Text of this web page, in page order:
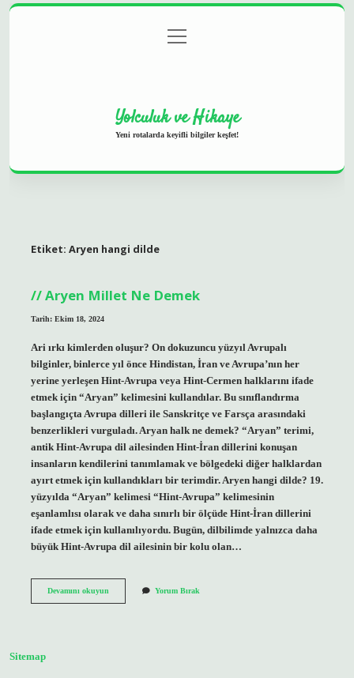
Gizlilik Politikası
menüyü
aç
Yolculuk ve Hikaye
Yeni rotalarda keyifli bilgiler keşfet!
Etiket: Aryen hangi dilde
Aryen Millet Ne Demek
Tarih: Ekim 18, 2024
Ari ırkı kimlerden oluşur? On dokuzuncu yüzyıl Avrupalı ​​
bilginler, binlerce yıl önce Hindistan, İran ve Avrupa’nın her
yerine yerleşen Hint-Avrupa veya Hint-Cermen halklarını ifade
etmek için “Aryan” kelimesini kullandılar. Bu sınıflandırma
başlangıçta Avrupa dilleri ile Sanskritçe ve Farsça arasındaki
benzerlikleri vurguladı. Aryan halk ne demek? “Aryan” terimi,
antik Hint-Avrupa dil ailesinden Hint-İran dillerini konuşan
insanların kendilerini tanımlamak ve bölgedeki diğer halklardan
ayırt etmek için kullandıkları bir terimdir. Aryen hangi dilde? 19.
yüzyılda “Aryan” kelimesi “Hint-Avrupa” kelimesinin
eşanlamlısı olarak ve daha sınırlı bir ölçüde Hint-İran dillerini
ifade etmek için kullanılıyordu. Bugün, dilbilimde yalnızca daha
büyük Hint-Avrupa dil ailesinin bir kolu olan…
Devamını okuyunAryen
Yorum Bırak
Sitemap